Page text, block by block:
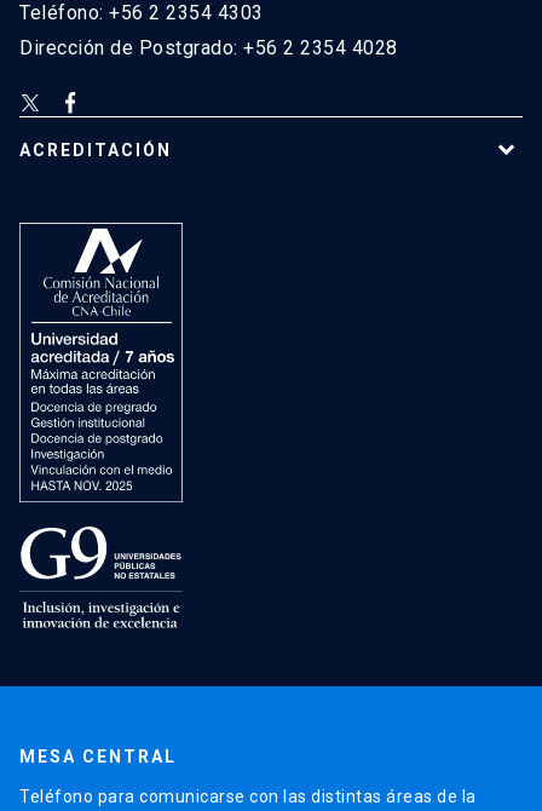
Teléfono: +56 2 2354 4303
Dirección de Postgrado: +56 2 2354 4028
ACREDITACIÓN
MESA CENTRAL
Teléfono para comunicarse con las distintas áreas de la